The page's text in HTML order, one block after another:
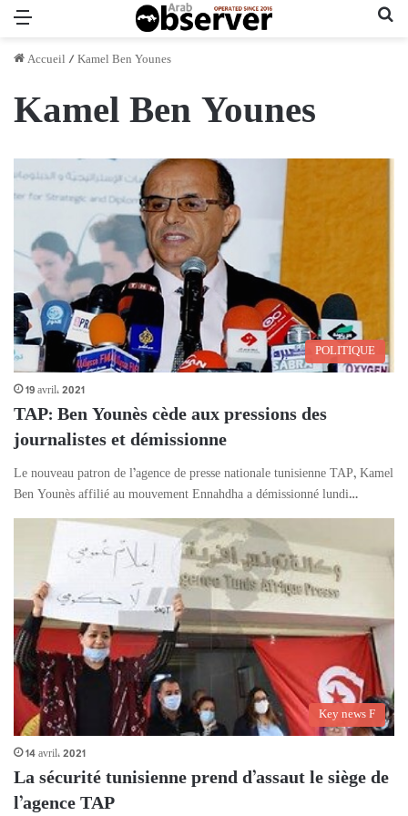
Accueil /Kamel Ben Younes
Kamel Ben Younes
POLITIQUE
19 avril، 2021
TAP: Ben Younès cède aux pressions des
journalistes et démissionne
Le nouveau patron de l’agence de presse nationale tunisienne TAP, Kamel
Ben Younès affilié au mouvement Ennahdha a démissionné lundi…
Key news F
14 avril، 2021
La sécurité tunisienne prend d’assaut le siège de
l’agence TAP